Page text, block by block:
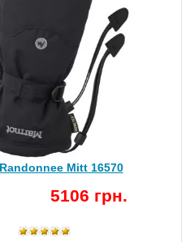
Mitt 16570
5106 грн.